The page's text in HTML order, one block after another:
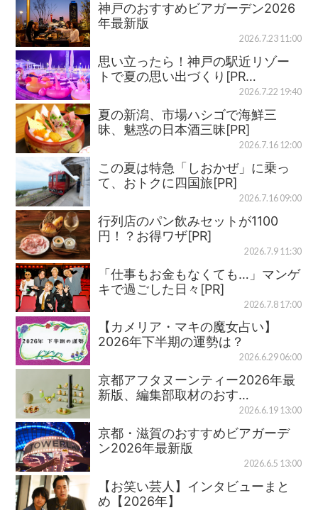
神戸のおすすめビアガーデン2026
年最新版
2026.7.23 11:00
思い立ったら！神戸の駅近リゾー
トで夏の思い出づくり[PR…
2026.7.22 19:40
夏の新潟、市場ハシゴで海鮮三
昧、魅惑の日本酒三昧[PR]
2026.7.16 12:00
この夏は特急「しおかぜ」に乗っ
て、おトクに四国旅[PR]
2026.7.16 09:00
行列店のパン飲みセットが1100
円！？お得ワザ[PR]
2026.7.9 11:30
「仕事もお金もなくても…」マンゲ
キで過ごした日々[PR]
2026.7.8 17:00
【カメリア・マキの魔女占い】
2026年下半期の運勢は？
2026.6.29 06:00
京都アフタヌーンティー2026年最
新版、編集部取材のおす…
2026.6.19 13:00
京都・滋賀のおすすめビアガーデ
ン2026年最新版
2026.6.5 13:00
【お笑い芸人】インタビューまと
め【2026年】